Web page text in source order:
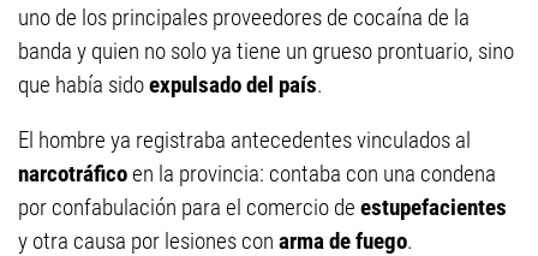
uno de los principales proveedores de cocaína de la
banda y quien no solo ya tiene un grueso prontuario, sino
que había sidoexpulsado del país.
El hombre ya registraba antecedentes vinculados al
narcotráficoen la provincia: contaba con una condena
por confabulación para el comercio de estupefacientes
y otra causa por lesiones con arma de fuego.